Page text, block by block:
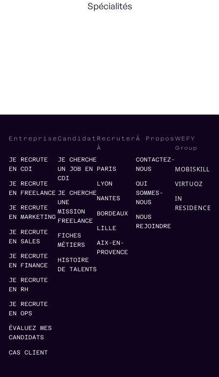
Spécialités
Entreprise
JE RECRUTE
EN CDI
JE RECRUTE
EN FREELANCE
JE RECRUTE
EN MARKETING
JE RECRUTE
EN SALES
JE RECRUTE
EN FINANCE
JE RECRUTE
EN RH
JE RECRUTE
EN OPS
ÉVALUEZ MES
CANDIDATS
CAS CLIENT
Candidat
JE CHERCHE
UN JOB EN
CDI
JE CHERCHE
UNE
MISSION
FREELANCE
FICHES
MÉTIERS
HISTOIRE
DE TALENTS
Recruter
À
PARIS
LYON
NANTES
BORDEAUX
LILLE
AIX-EN-
PROVENCE
À Propos
CONTACTEZ-
NOUS
QUI
SOMMES-
NOUS
NOUS
REJOINDRE
WEFY
Group
MOBISKILL
VIRTUOZ
IN
RESIDENCE